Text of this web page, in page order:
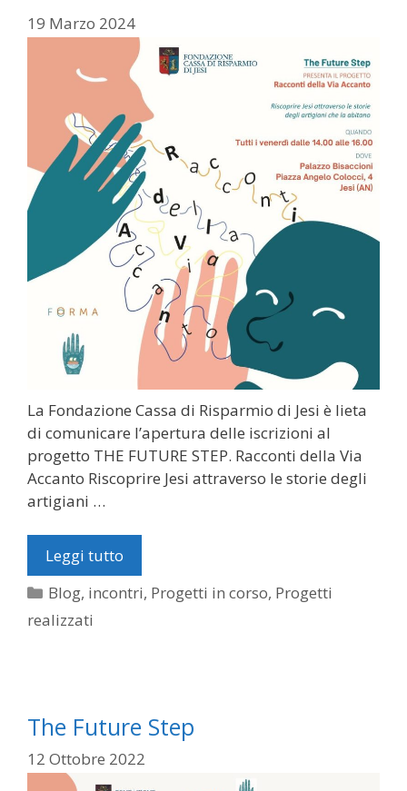
19 Marzo 2024
La Fondazione Cassa di Risparmio di Jesi è lieta
di comunicare l’apertura delle iscrizioni al
progetto THE FUTURE STEP. Racconti della Via
Accanto Riscoprire Jesi attraverso le storie degli
artigiani …
Leggi tutto
Categorie
Blog, incontri, Progetti in corso, Progetti
realizzati
The Future Step
12 Ottobre 2022